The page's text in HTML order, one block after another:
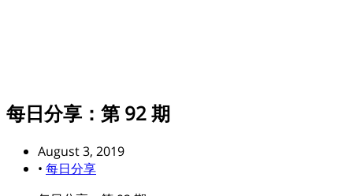
每日分享：第 92 期
August 3, 2019
• 每日分享